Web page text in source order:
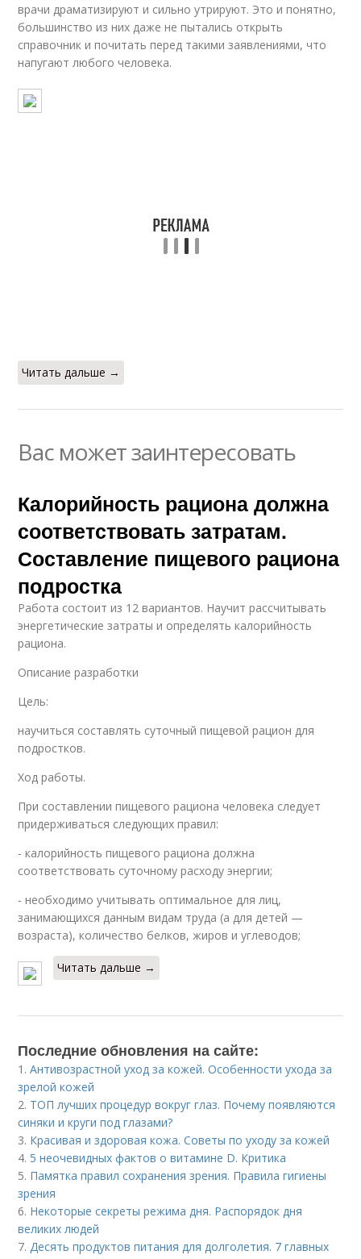
врачи драматизируют и сильно утрируют. Это и понятно,
большинство из них даже не пытались открыть
справочник и почитать перед такими заявлениями, что
напугают любого человека.
Читать дальше →
Вас может заинтересовать
Калорийность рациона должна
соответствовать затратам.
Составление пищевого рациона
подростка
Работа состоит из 12 вариантов. Научит рассчитывать
энергетические затраты и определять калорийность
рациона.
Описание разработки
Цель:
научиться составлять суточный пищевой рацион для
подростков.
Ход работы.
При составлении пищевого рациона человека следует
придерживаться следующих правил:
- калорийность пищевого рациона должна
соответствовать суточному расходу энергии;
- необходимо учитывать оптимальное для лиц,
занимающихся данным видам труда (а для детей —
возраста), количество белков, жиров и углеводов;
Читать дальше →
Последние обновления на сайте:
1.Антивозрастной уход за кожей. Особенности ухода за
зрелой кожей
2. ТОП лучших процедур вокруг глаз. Почему появляются
синяки и круги под глазами?
3. Красивая и здоровая кожа. Советы по уходу за кожей
4. 5 неочевидных фактов о витамине D. Критика
5. Памятка правил сохранения зрения. Правила гигиены
зрения
6. Некоторые секреты режима дня. Распорядок дня
великих людей
7.Десять продуктов питания для долголетия. 7 главных